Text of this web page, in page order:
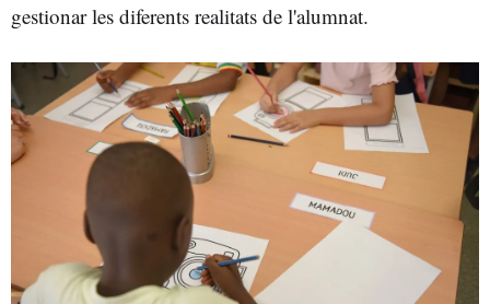
gestionar les diferents realitats de l'alumnat.